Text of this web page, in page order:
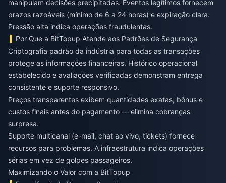
manipulam decisões precipitadas. Eventos legítimos fornecem
prazos razoáveis (mínimo de 6 a 24 horas) e expiração clara.
Pressão alta indica operações fraudulentas.
Por Que a BitTopup Atende aos Padrões de Segurança
Criptografia padrão da indústria para todas as transações
protege as informações financeiras. Histórico operacional
estabelecido e avaliações verificadas demonstram entrega
consistente e suporte responsivo.
Preços transparentes exibem quantidades exatas, bônus e
custos finais antes do pagamento — elimina cobranças
surpresa.
Suporte multicanal (e-mail, chat ao vivo, tickets) fornece
recursos para problemas. A infraestrutura indica operações
sérias em vez de golpes passageiros.
Maximizando o Valor com a BitTopup